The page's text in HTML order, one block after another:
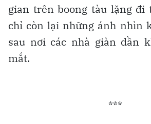
gian trên boong tàu lặng đi
chỉ còn lại những ánh nhìn
sau nơi các nhà giàn dần
mắt.
***